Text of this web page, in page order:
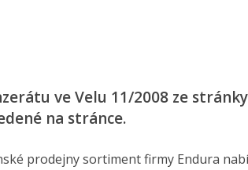
ve Velu 11/2008 ze
na stránce.
prodejny sortiment firmy Endura